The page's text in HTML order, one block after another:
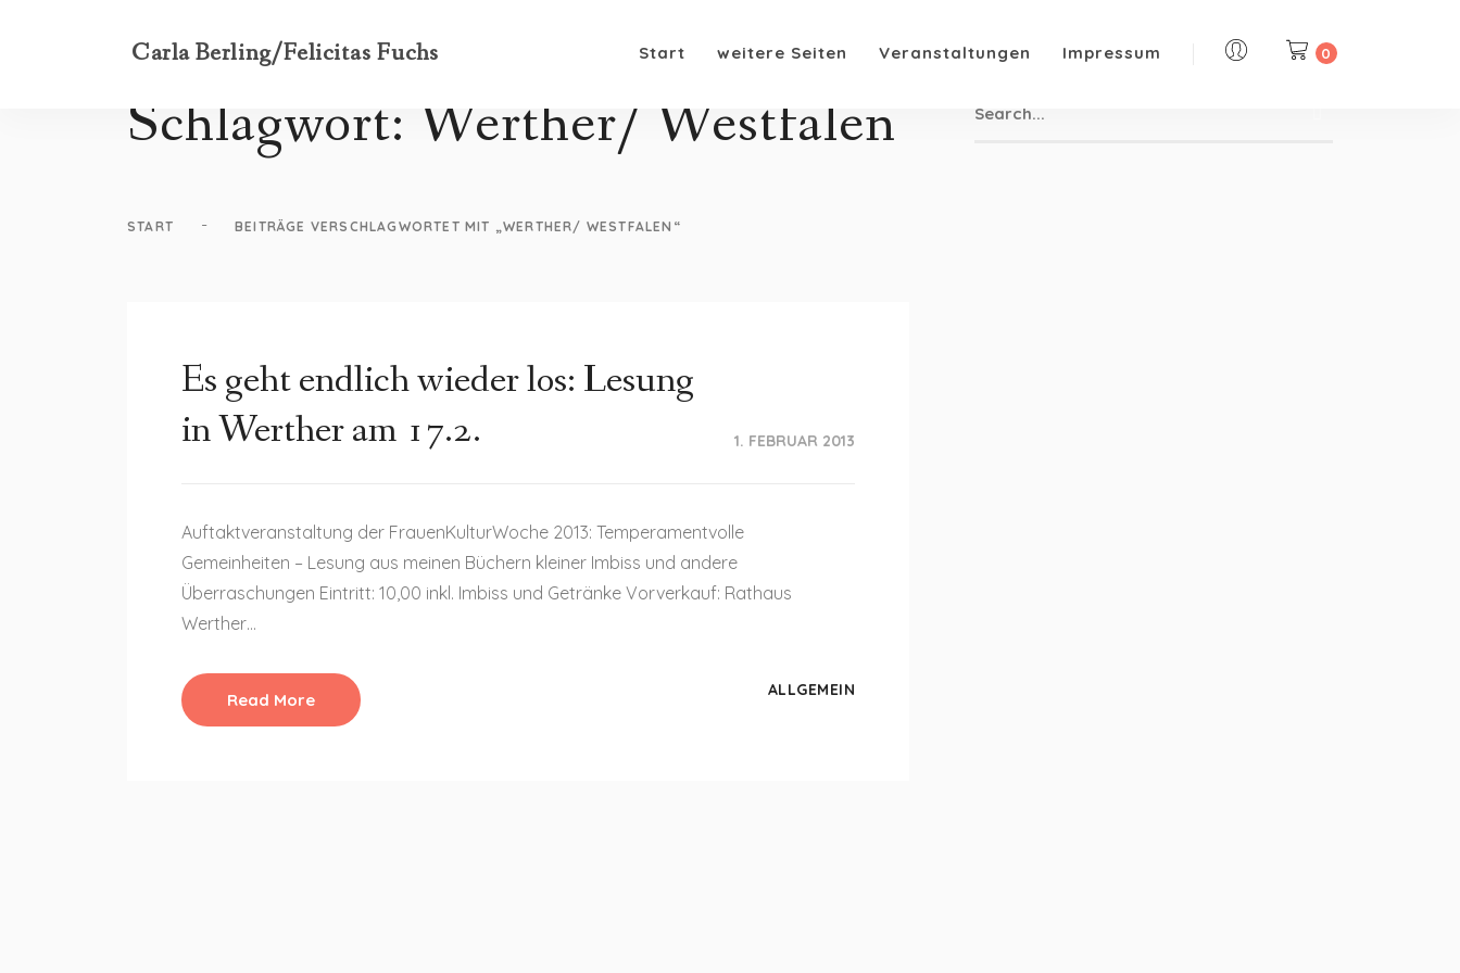
Carla Berling/Felicitas Fuchs Start weitere Seiten Veranstaltungen Impressum 0
Schlagwort: Werther/ Westfalen
START - BEITRÄGE VERSCHLAGWORTET MIT „WERTHER/ WESTFALEN“
Es geht endlich wieder los: Lesung
in Werther am 17.2.
1. FEBRUAR 2013
Auftaktveranstaltung der FrauenKulturWoche 2013: Temperamentvolle
Gemeinheiten – Lesung aus meinen Büchern kleiner Imbiss und andere
Überraschungen Eintritt: 10,00 inkl. Imbiss und Getränke Vorverkauf: Rathaus
Werther…
Read More ALLGEMEIN